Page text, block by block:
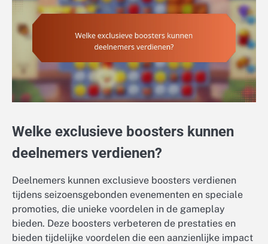
Welke exclusieve boosters kunnen
deelnemers verdienen?
Deelnemers kunnen exclusieve boosters verdienen
tijdens seizoensgebonden evenementen en speciale
promoties, die unieke voordelen in de gameplay
bieden. Deze boosters verbeteren de prestaties en
bieden tijdelijke voordelen die een aanzienlijke impact